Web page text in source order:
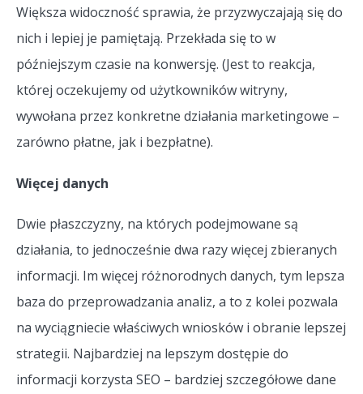
Większa widoczność sprawia, że przyzwyczajają się do
nich i lepiej je pamiętają. Przekłada się to w
późniejszym czasie na konwersję. (Jest to reakcja,
której oczekujemy od użytkowników witryny,
wywołana przez konkretne działania marketingowe –
zarówno płatne, jak i bezpłatne).
Więcej danych
Dwie płaszczyzny, na których podejmowane są
działania, to jednocześnie dwa razy więcej zbieranych
informacji. Im więcej różnorodnych danych, tym lepsza
baza do przeprowadzania analiz, a to z kolei pozwala
na wyciągniecie właściwych wniosków i obranie lepszej
strategii. Najbardziej na lepszym dostępie do
informacji korzysta SEO – bardziej szczegółowe dane